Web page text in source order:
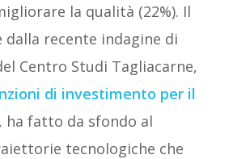
la qualità (22%). Il
dalla recente indagine di
Centro Studi Tagliacarne,
di investimento per il
, ha fatto da sfondo al
tecnologiche che